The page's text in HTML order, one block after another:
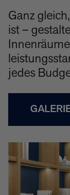
Ganz
ist –
jedes